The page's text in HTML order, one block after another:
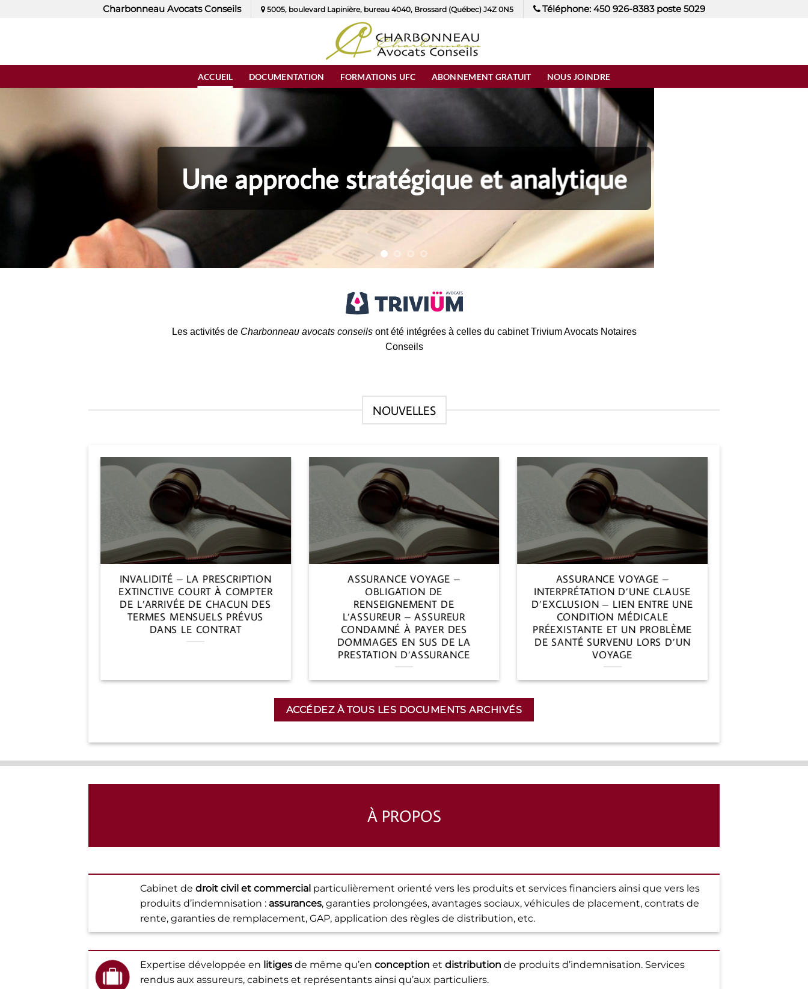
Charbonneau Avocats Conseils 5005, boulevard Lapinière, bureau 4040, Brossard (Québec) J4Z 0N5 Téléphone: 450 926-8383 poste 5029
ACCUEIL DOCUMENTATION FORMATIONS UFC ABONNEMENT GRATUIT NOUS JOINDRE
Une approche stratégique et analytique
Les activités de Charbonneau avocats conseilsont été intégrées à celles du cabinetTrivium Avocats Notaires
Conseils
NOUVELLES
INVALIDITÉ – LA PRESCRIPTION
EXTINCTIVE COURT À COMPTER
DE L’ARRIVÉE DE CHACUN DES
TERMES MENSUELS PRÉVUS
DANS LE CONTRAT
ASSURANCE VOYAGE –
OBLIGATION DE
RENSEIGNEMENT DE
L’ASSUREUR – ASSUREUR
CONDAMNÉ À PAYER DES
DOMMAGES EN SUS DE LA
PRESTATION D’ASSURANCE
ASSURANCE VOYAGE –
INTERPRÉTATION D’UNE CLAUSE
D’EXCLUSION – LIEN ENTRE UNE
CONDITION MÉDICALE
PRÉEXISTANTE ET UN PROBLÈME
DE SANTÉ SURVENU LORS D’UN
VOYAGE
ACCÉDEZ À TOUS LES DOCUMENTS ARCHIVÉS
À PROPOS
Cabinet de droit civil et commercial particulièrement orienté vers les produits et services financiers ainsi que vers les
produits d’indemnisation : assurances, garanties prolongées, avantages sociaux, véhicules de placement, contrats de
rente, garanties de remplacement, GAP, application des règles de distribution, etc.
Expertise développée en litiges de même qu’en conception et distribution de produits d’indemnisation. Services
rendus aux assureurs, cabinets et représentants ainsi qu’aux particuliers.